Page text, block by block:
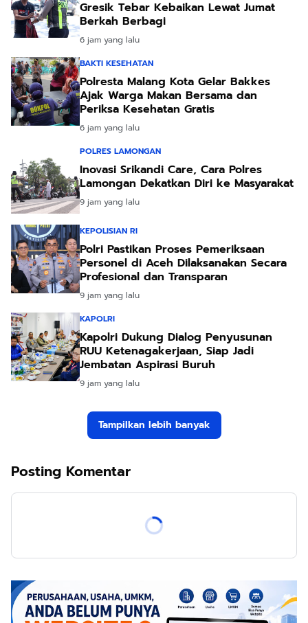
Gresik Tebar Kebaikan Lewat Jumat
Berkah Berbagi
6 jam yang lalu
BAKTI KESEHATAN
Polresta Malang Kota Gelar Bakkes
Ajak Warga Makan Bersama dan
Periksa Kesehatan Gratis
6 jam yang lalu
POLRES LAMONGAN
Inovasi Srikandi Care, Cara Polres
Lamongan Dekatkan Diri ke Masyarakat
9 jam yang lalu
KEPOLISIAN RI
Polri Pastikan Proses Pemeriksaan
Personel di Aceh Dilaksanakan Secara
Profesional dan Transparan
9 jam yang lalu
KAPOLRI
Kapolri Dukung Dialog Penyusunan
RUU Ketenagakerjaan, Siap Jadi
Jembatan Aspirasi Buruh
9 jam yang lalu
Tampilkan lebih banyak
Posting Komentar